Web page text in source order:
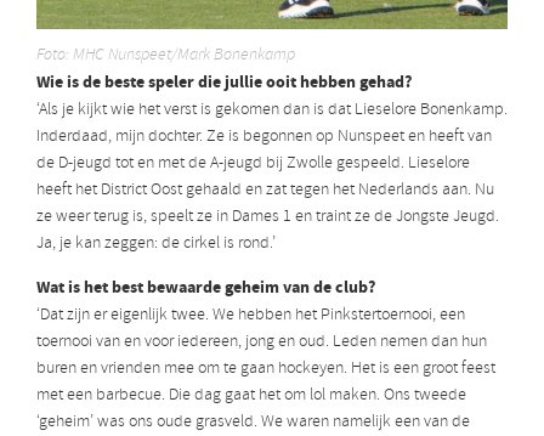
Foto: MHC Nunspeet/Mark Bonenkamp
Wie is de beste speler die jullie ooit hebben gehad?
‘Als je kijkt wie het verst is gekomen dan is dat Lieselore Bonenkamp.
Inderdaad, mijn dochter. Ze is begonnen op Nunspeet en heeft van
de D-jeugd tot en met de A-jeugd bij Zwolle gespeeld. Lieselore
heeft het District Oost gehaald en zat tegen het Nederlands aan. Nu
ze weer terug is, speelt ze in Dames 1 en traint ze de Jongste Jeugd.
Ja, je kan zeggen: de cirkel is rond.’
Wat is het best bewaarde geheim van de club?
‘Dat zijn er eigenlijk twee. We hebben het Pinkstertoernooi, een
toernooi van en voor iedereen, jong en oud. Leden nemen dan hun
buren en vrienden mee om te gaan hockeyen. Het is een groot feest
met een barbecue. Die dag gaat het om lol maken. Ons tweede
‘geheim’ was ons oude grasveld. We waren namelijk een van de